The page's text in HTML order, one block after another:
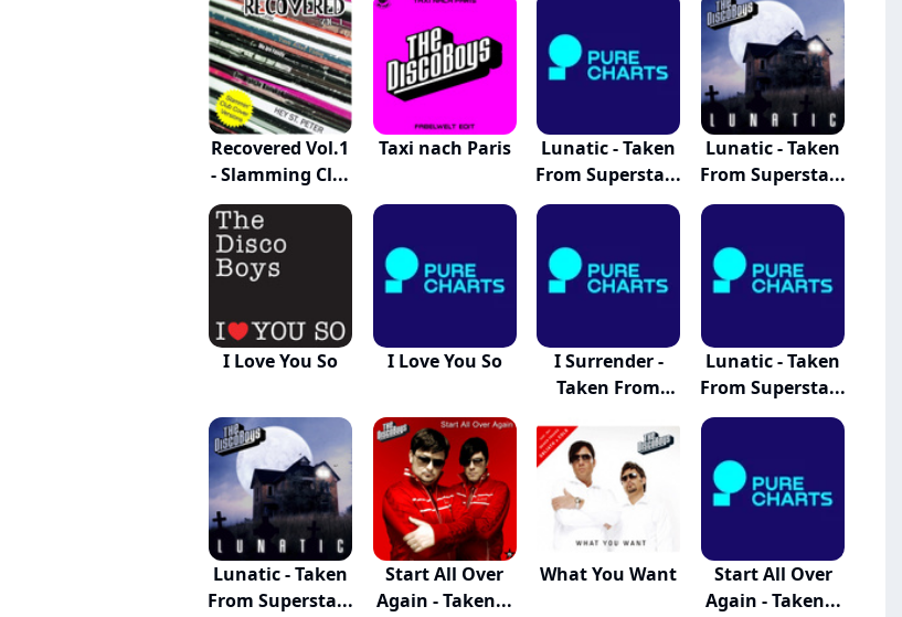
Recovered Vol.1
- Slamming Cl...
Taxi nach Paris
Lunatic - Taken
From Supersta...
Lunatic - Taken
From Supersta...
I Love You So I Love You So
I Surrender -
Taken From
Lunatic - Taken
From Supersta...
Lunatic - Taken
From Supersta...
Start All Over
Again - Taken...
What You Want
Start All Over
Again - Taken...